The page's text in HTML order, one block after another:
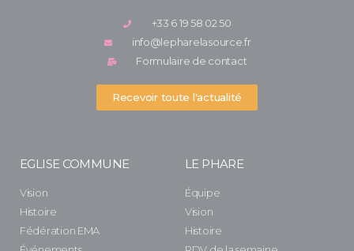
+33 6 19 58 02 50
info@lepharelasource.fr
Formulaire de contact
Recevoir toute l'actualité
EGLISE COMMUNE
Vision
Histoire
Fédération EMA
LE PHARE
Équipe
Vision
Histoire